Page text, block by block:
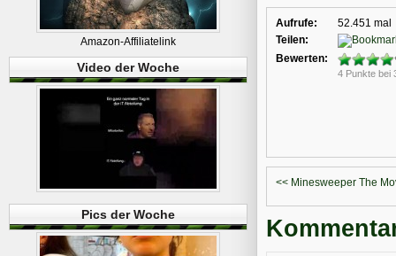
Aufrufe:
52.451 mal
Teilen:
Bewerten:
4 Punkte bei
<< Minesweeper The
Amazon-Affiliatelink
Video der Woche
Pics der Woche